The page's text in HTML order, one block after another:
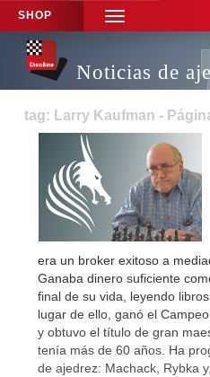
SHOP
TOGGLE
NAVIGATION
Noticias de
tag: Larry Kaufman -
era un broker exitoso a
Ganaba dinero suficiente
final de su vida, leyendo
lugar de ello, ganó el
y obtuvo el título de gran
tenía más de 60 años. Ha
de ajedrez: Machack, Rybka